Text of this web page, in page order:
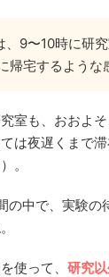
、9〜10時に研
帰宅するような
室も、おおよ
は夜遅くまで
。
の中で、実験の
使って、 研究